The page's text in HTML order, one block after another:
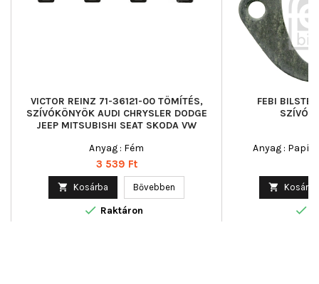
VICTOR REINZ 71-36121-00 TÖMÍTÉS,
SZÍVÓKÖNYÖK AUDI CHRYSLER DODGE
JEEP MITSUBISHI SEAT SKODA VW
Anyag : Fém
Ár
3 539 Ft
 Kosárba Bővebben
 Raktáron
FEBI
Anyag : Papír,
 Kosárba
